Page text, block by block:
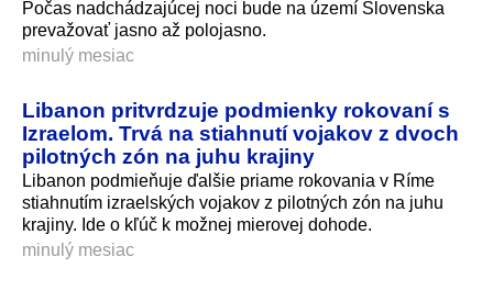
Počas nadchádzajúcej noci bude na území Slovenska
prevažovať jasno až polojasno.
minulý mesiac
Libanon pritvrdzuje podmienky rokovaní s
Izraelom. Trvá na stiahnutí vojakov z dvoch
pilotných zón na juhu krajiny
Libanon podmieňuje ďalšie priame rokovania v Ríme
stiahnutím izraelských vojakov z pilotných zón na juhu
krajiny. Ide o kľúč k možnej mierovej dohode.
minulý mesiac